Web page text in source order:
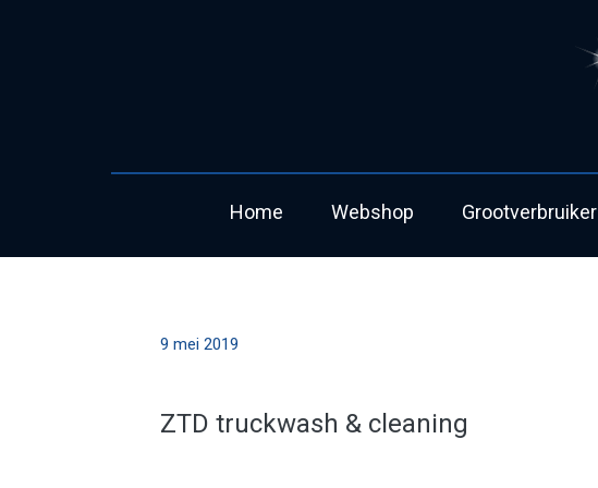
Home Webshop Grootverbruiker
9 mei 2019
ZTD truckwash & cleaning